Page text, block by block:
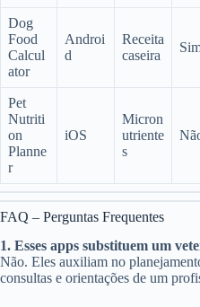
Dog
Food
Calcul
ator
Androi
d
Receita
caseira
Pet
Nutriti
on
Planne
r
iOS
Micron
utriente
s
FAQ – Perguntas Frequentes
1. Esses apps substituem um
Não. Eles auxiliam no
consultas e orientações de um